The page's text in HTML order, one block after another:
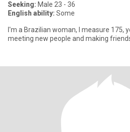
Seeking: Male 23 - 36
English ability: Some
I'm a Brazilian woman, I measure 175,
meeting new people and making